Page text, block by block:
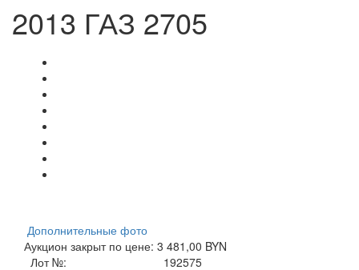
2013 ГАЗ 2705
Дополнительные фото
Аукцион закрыт по цене: 3 481,00 BYN
Лот №:
192575